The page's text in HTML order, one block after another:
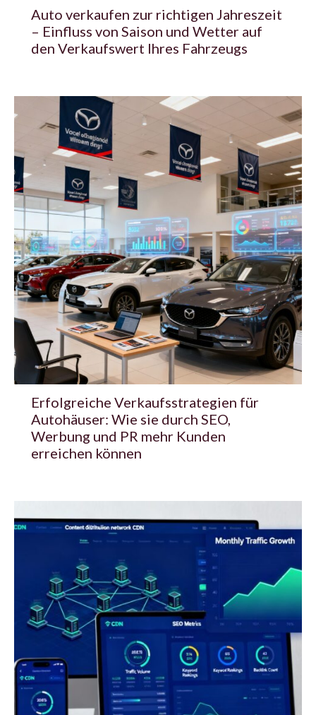
Auto verkaufen zur richtigen Jahreszeit
– Einfluss von Saison und Wetter auf
den Verkaufswert Ihres Fahrzeugs
Erfolgreiche Verkaufsstrategien für
Autohäuser: Wie sie durch SEO,
Werbung und PR mehr Kunden
erreichen können